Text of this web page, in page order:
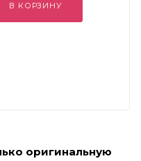
В КОРЗИНУ
оригинальную